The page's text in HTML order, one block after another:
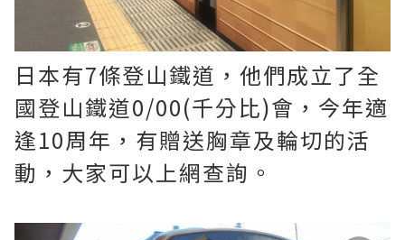
日本有7條登山鐵道，他們成立了全
國登山鐵道0/00(千分比)會，今年適
逢10周年，有贈送胸章及輪切的活
動，大家可以上網查詢。